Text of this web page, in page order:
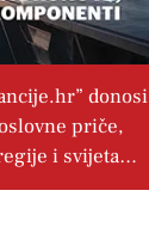
donosi
priče,
i svijeta…